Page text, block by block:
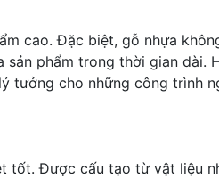
cao. Đặc biệt, gỗ nhựa
phẩm trong thời gian dài.
tưởng cho những công trình
tốt. Được cấu tạo từ vật liệu